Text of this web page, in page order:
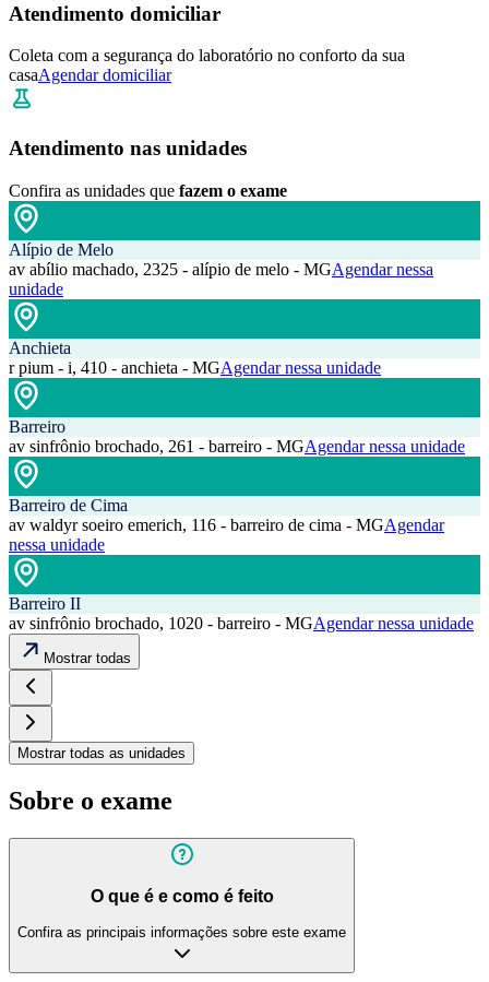
Atendimento domiciliar
Coleta com a segurança do laboratório no conforto da sua
casaAgendar domiciliar
Atendimento nas unidades
Confira as unidades que fazem o exame
Alípio de Melo
av abílio machado, 2325 - alípio de melo - MGAgendar nessa
unidade
Anchieta
r pium - i, 410 - anchieta - MGAgendar nessa unidade
Barreiro
av sinfrônio brochado, 261 - barreiro - MGAgendar nessa unidade
Barreiro de Cima
av waldyr soeiro emerich, 116 - barreiro de cima - MGAgendar
nessa unidade
Barreiro II
av sinfrônio brochado, 1020 - barreiro - MGAgendar nessa unidade
Mostrar todas
Mostrar todas as unidades
Sobre o exame
O que é e como é feito
Confira as principais informações sobre este exame